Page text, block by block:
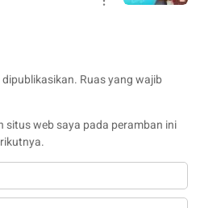
Ruas yang wajib
situs web saya pada peramban ini